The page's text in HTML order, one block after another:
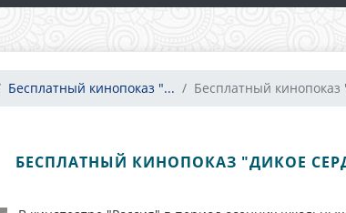
Бесплатный кинопоказ "... Бесплатный кинопоказ
БЕСПЛАТНЫЙ КИНОПОКАЗ "ДИКОЕ